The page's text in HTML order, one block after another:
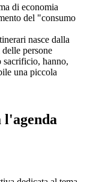
di economia
del "consumo
nasce dalla
persone
sacrificio, hanno,
una piccola